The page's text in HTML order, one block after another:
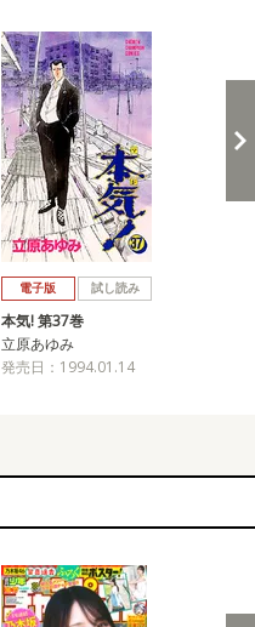
電子版 試し読み
本気! 第37巻
立原あゆみ
発売日：1994.01.14